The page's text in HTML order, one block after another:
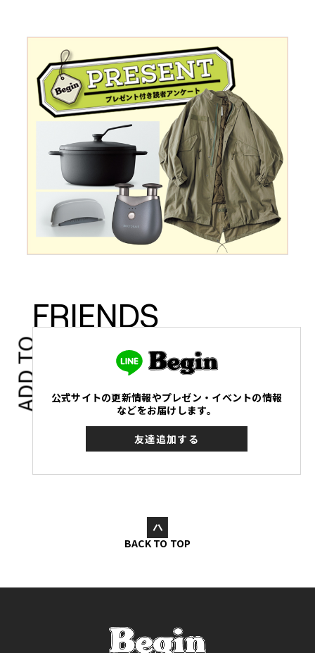
ADD TO
FRIENDS
公式サイトの更新情報やプレゼン・イベントの情報
などをお届けします。
友達追加する
BACK TO TOP